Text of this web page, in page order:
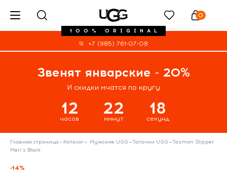
100% ORIGINAL
0
+7 (985) 761-07-08
Звенят январские - 20%
И скидки мчатся по кругу
12
часов
22
минут
18
секунд
Главная страница— Каталог— Мужские UGG—Тапочки UGG—Tasman Slipper
Men's Black
-14%